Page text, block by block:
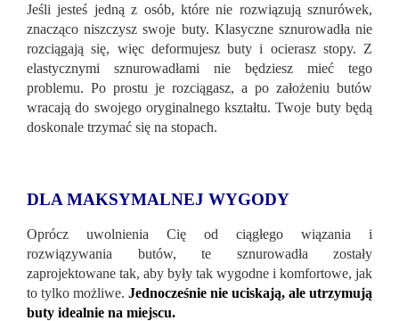
Jeśli jesteś jedną z osób, które nie rozwiązują sznurówek,
znacząco niszczysz swoje buty. Klasyczne sznurowadła nie
rozciągają się, więc deformujesz buty i ocierasz stopy. Z
elastycznymi sznurowadłami nie będziesz mieć tego
problemu. Po prostu je rozciągasz, a po założeniu butów
wracają do swojego oryginalnego kształtu. Twoje buty będą
doskonale trzymać się na stopach.
DLA MAKSYMALNEJ WYGODY
Oprócz uwolnienia Cię od ciągłego wiązania i
rozwiązywania butów, te sznurowadła zostały
zaprojektowane tak, aby były tak wygodne i komfortowe, jak
to tylko możliwe. Jednocześnie nie uciskają, ale utrzymują
buty idealnie na miejscu.